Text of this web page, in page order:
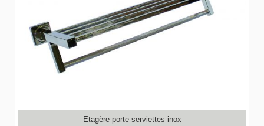
Etagère porte serviettes inox